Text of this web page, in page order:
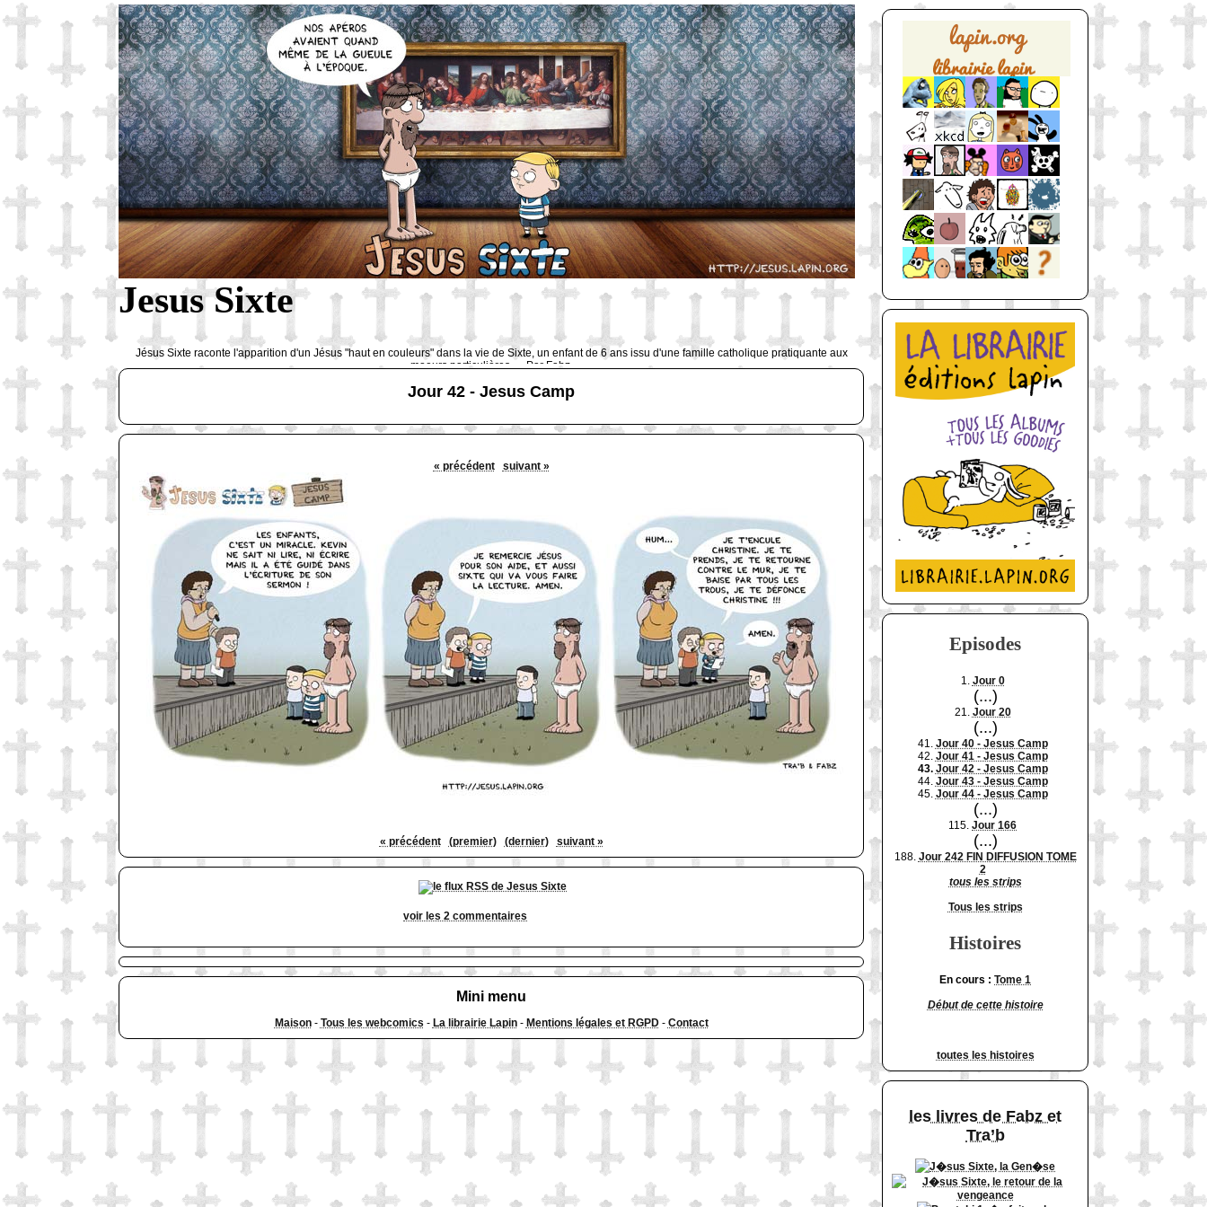
Jesus Sixte
Jésus Sixte raconte l'apparition d'un Jésus "haut en couleurs" dans la vie de Sixte, un enfant de 6 ans issu d'une famille catholique pratiquante aux
moeurs particulières … Par Fabz.
http://www.lefabz.com/
Jour 42 - Jesus Camp
« précédent suivant »
« précédent (premier) (dernier) suivant »
voir les 2 commentaires
Mini menu
Maison- Tous les webcomics - La librairie Lapin- Mentions légales et RGPD- Contact
Episodes
1. Jour 0
(...)
21. Jour 20
(...)
41. Jour 40 - Jesus Camp
42. Jour 41 - Jesus Camp
43. Jour 42 - Jesus Camp
44. Jour 43 - Jesus Camp
45. Jour 44 - Jesus Camp
(...)
115. Jour 166
(...)
188. Jour 242 FIN DIFFUSION TOME
2
tous les strips
Tous les strips
Histoires
En cours : Tome 1
Début de cette histoire
toutes les histoires
les livres de Fabz et
Tra’b